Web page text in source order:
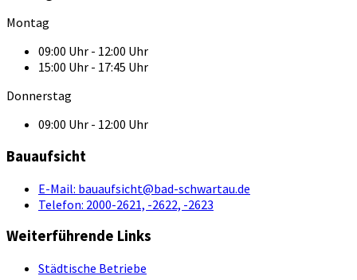
Montag
09:00 Uhr - 12:00 Uhr
15:00 Uhr - 17:45 Uhr
Donnerstag
09:00 Uhr - 12:00 Uhr
Bauaufsicht
E-Mail: bauaufsicht@bad-schwartau.de
Telefon: 2000-2621, -2622, -2623
Weiterführende Links
Städtische Betriebe